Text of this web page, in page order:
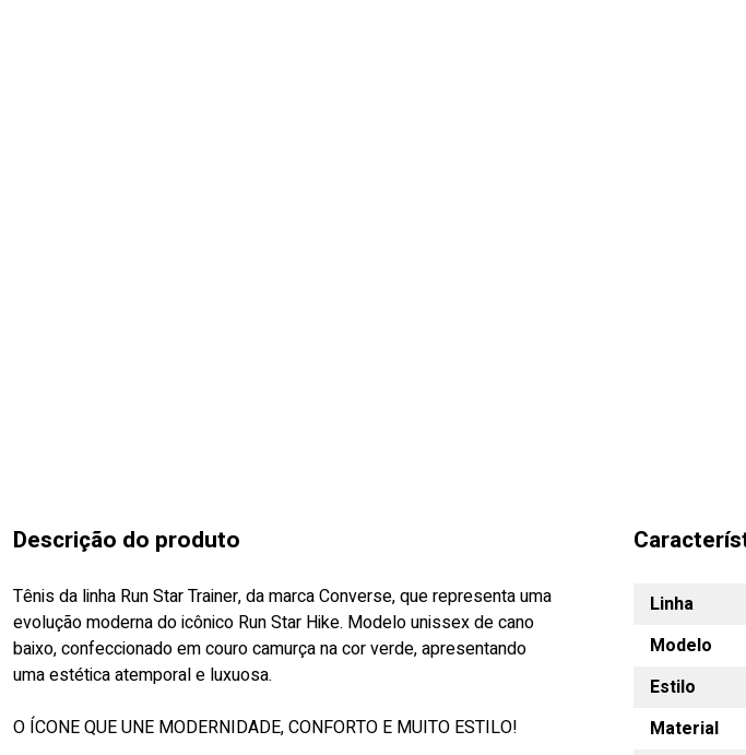
Descrição do produto
Tênis da linha Run Star Trainer, da marca Converse, que representa uma
evolução moderna do icônico Run Star Hike. Modelo unissex de cano
baixo, confeccionado em couro camurça na cor verde, apresentando
uma estética atemporal e luxuosa.
O ÍCONE QUE UNE MODERNIDADE, CONFORTO E MUITO ESTILO!
Linha
Modelo
Estilo
Material